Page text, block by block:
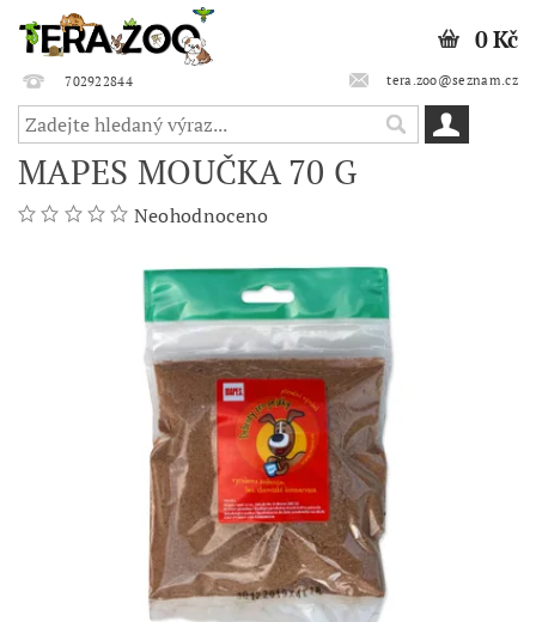
702922844 tera.zoo@seznam.cz
0 Kč
MAPES MOUČKA 70 G
Neohodnoceno